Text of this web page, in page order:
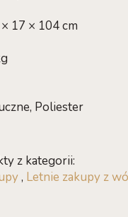
17 × 104 cm
Poliester
z kategorii:
, Letnie zakupy z